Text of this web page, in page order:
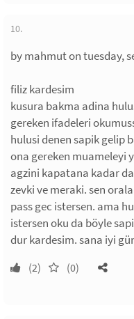
10.
by mahmut on tuesday,
filiz kardesim
kusura bakma adina
gereken ifadeleri
hulusi denen sapik gelip
ona gereken muameleyi
agzini kapatana kadar
zevki ve meraki. sen
pass gec istersen. ama
istersen oku da böyle
dur kardesim. sana iyi
(2) (0)